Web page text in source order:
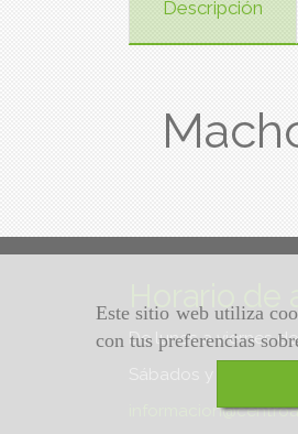
Este sitio web utiliza
con tus preferencias
Descripción
De lunes a viernes de
Sábados y
informacion